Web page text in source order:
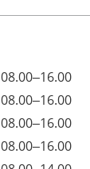
08.00–16.00
08.00–16.00
08.00–16.00
08.00–16.00